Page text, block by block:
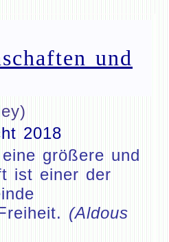
und
2018
größere und
ist einer der
(Aldous